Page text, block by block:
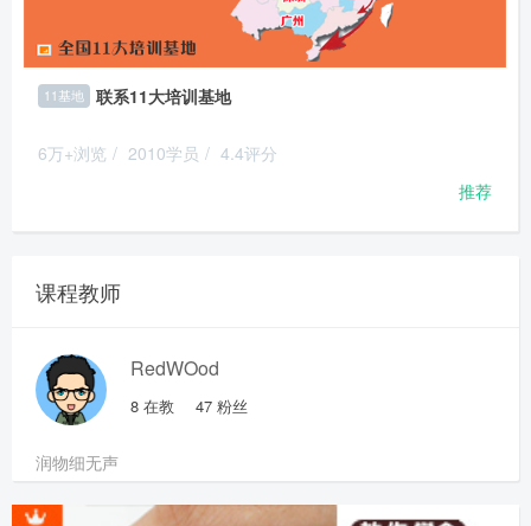
11基地 联系11大培训基地
6万+浏览 / 2010学员 / 4.4评分
推荐
课程教师
RedWOod
8 在教 47 粉丝
润物细无声